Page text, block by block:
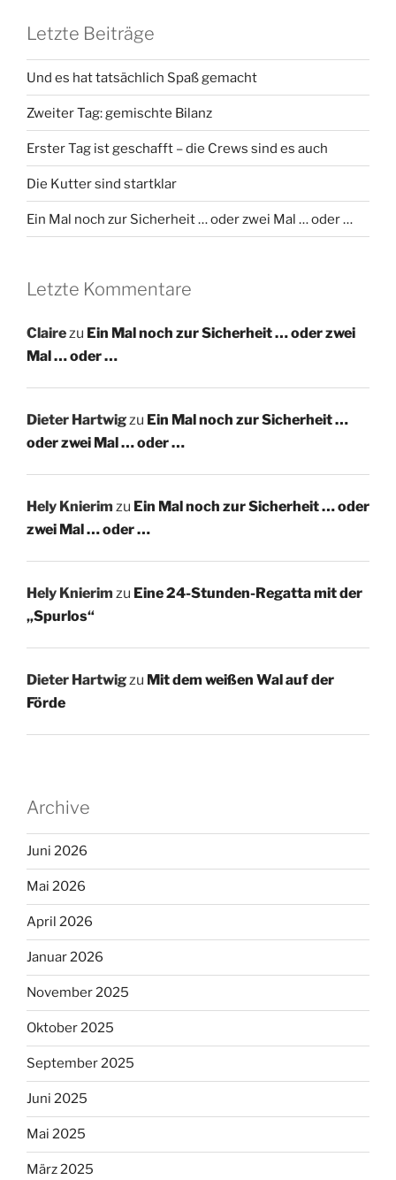
Letzte Beiträge
Und es hat tatsächlich Spaß gemacht
Zweiter Tag: gemischte Bilanz
Erster Tag ist geschafft – die Crews sind es auch
Die Kutter sind startklar
Ein Mal noch zur Sicherheit … oder zwei Mal … oder …
Letzte Kommentare
Claire zu Ein Mal noch zur Sicherheit … oder zwei
Mal … oder …
Dieter Hartwig zu Ein Mal noch zur Sicherheit …
oder zwei Mal … oder …
Hely Knierim zu Ein Mal noch zur Sicherheit … oder
zwei Mal … oder …
Hely Knierim zu Eine 24-Stunden-Regatta mit der
„Spurlos“
Dieter Hartwig zu Mit dem weißen Wal auf der
Förde
Archive
Juni 2026
Mai 2026
April 2026
Januar 2026
November 2025
Oktober 2025
September 2025
Juni 2025
Mai 2025
März 2025